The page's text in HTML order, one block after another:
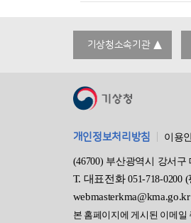
기상청소속기관
개인정보처리방침 이용
(46700) 부산광역시 강서구
T. 대표전화051-718-0200 (
webmasterkma@kma.go.kr
본 홈페이지에 게시된 이메